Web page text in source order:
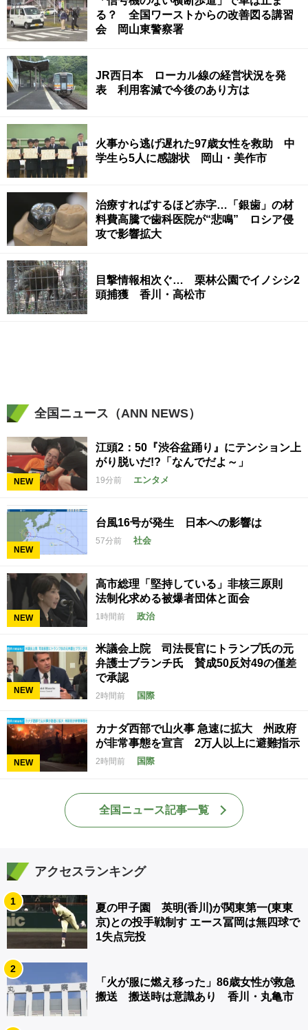
る？ 全国ワーストからの改善図る講習
会 岡山東警察署
JR西日本 ローカル線の経営状況を発
表 利用客減で今後のあり方は
火事から逃げ遅れた97歳女性を救助 中
学生ら5人に感謝状 岡山・美作市
治療すればするほど赤字…「銀歯」の材
料費高騰で歯科医院が“悲鳴” ロシア侵
攻で影響拡大
目撃情報相次ぐ… 栗林公園でイノシシ2
頭捕獲 香川・高松市
全国ニュース（ANN NEWS）
NEW
江頭2：50『渋谷盆踊り』にテンション上
がり脱いだ!?「なんでだよ～」
19分前 エンタメ
NEW
台風16号が発生 日本への影響は
57分前 社会
NEW
高市総理「堅持している」非核三原則
法制化求める被爆者団体と面会
1時間前 政治
NEW
米議会上院 司法長官にトランプ氏の元
弁護士ブランチ氏 賛成50反対49の僅差
で承認
2時間前 国際
NEW
カナダ西部で山火事 急速に拡大 州政府
が非常事態を宣言 2万人以上に避難指示
2時間前 国際
全国ニュース記事一覧
アクセスランキング
1
夏の甲子園 英明(香川)が関東第一(東東
京)との投手戦制す エース冨岡は無四球で
1失点完投
2
「火が服に燃え移った」86歳女性が救急
搬送 搬送時は意識あり 香川・丸亀市